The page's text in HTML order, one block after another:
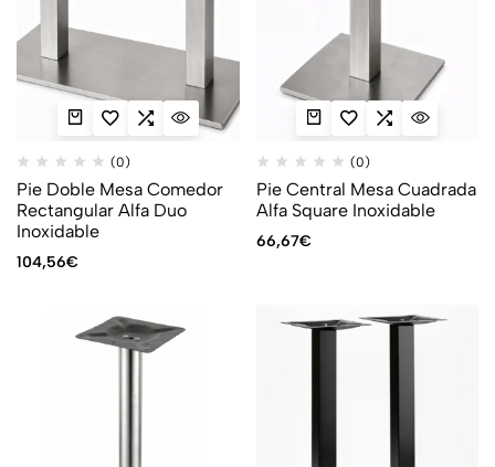
(0)
Pie Doble Mesa Comedor
Rectangular Alfa Duo
Inoxidable
104,56€
(0)
Pie Central Mesa Cuadrada
Alfa Square Inoxidable
66,67€